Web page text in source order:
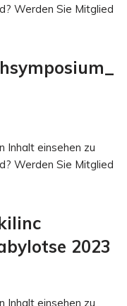
Werden Sie Mitglied
Inhalt einsehen zu
Werden Sie Mitglied
2023
Inhalt einsehen zu